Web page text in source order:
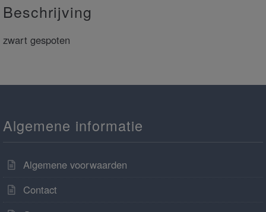
Beschrijving
zwart gespoten
Algemene informatie
Algemene voorwaarden
Contact